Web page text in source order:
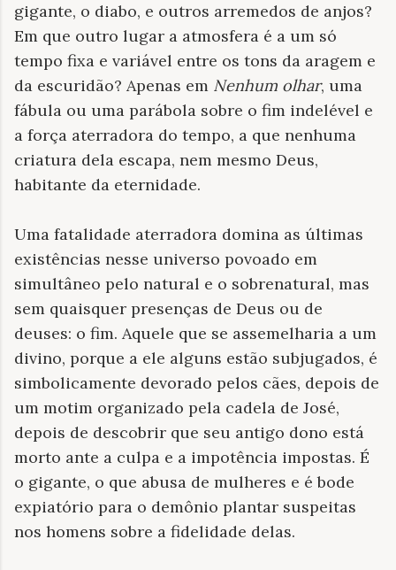
gigante, o diabo, e outros arremedos de anjos?
Em que outro lugar a atmosfera é a um só
tempo fixa e variável entre os tons da aragem e
da escuridão? Apenas em Nenhum olhar, uma
fábula ou uma parábola sobre o fim indelével e
a força aterradora do tempo, a que nenhuma
criatura dela escapa, nem mesmo Deus,
habitante da eternidade.
Uma fatalidade aterradora domina as últimas
existências nesse universo povoado em
simultâneo pelo natural e o sobrenatural, mas
sem quaisquer presenças de Deus ou de
deuses: o fim. Aquele que se assemelharia a um
divino, porque a ele alguns estão subjugados, é
simbolicamente devorado pelos cães, depois de
um motim organizado pela cadela de José,
depois de descobrir que seu antigo dono está
morto ante a culpa e a impotência impostas. É
o gigante, o que abusa de mulheres e é bode
expiatório para o demônio plantar suspeitas
nos homens sobre a fidelidade delas.